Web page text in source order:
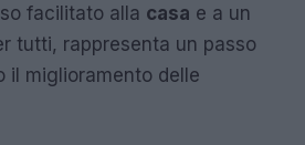
facilitato alla casa e a un
tutti, rappresenta un passo
il miglioramento delle